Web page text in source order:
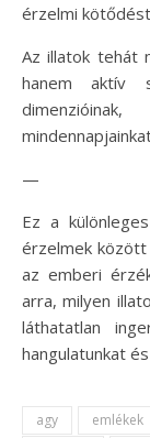
érzelmi
Az illatok tehát
hanem aktív
—
Ez a
érzelmek
az emberi
arra, milyen
láthatatlan
hangulatunkat
agy emlékek